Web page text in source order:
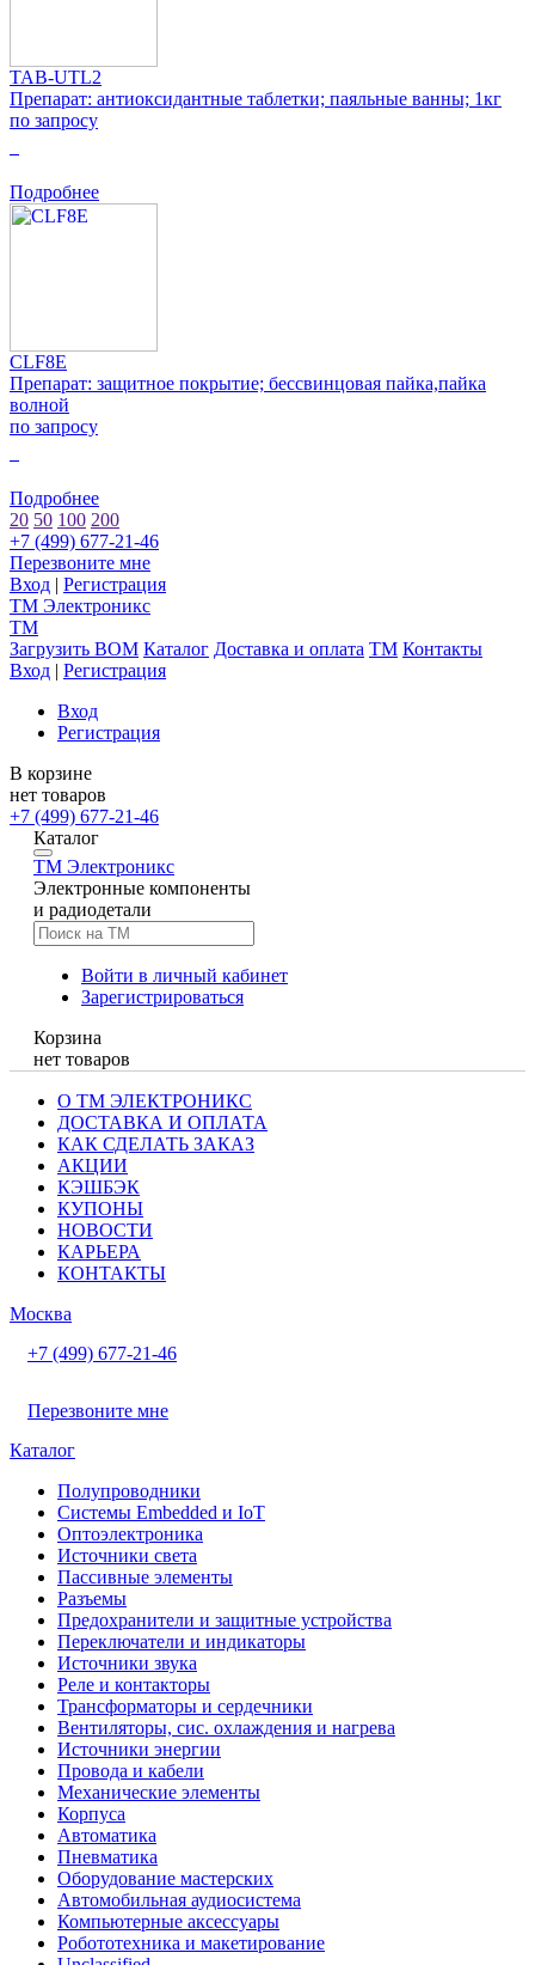
TAB-UTL2
Препарат: антиоксидантные таблетки; паяльные ванны; 1кг
по запросу
Подробнее
CLF8E
Препарат: защитное покрытие; бессвинцовая пайка,пайка
волной
по запросу
Подробнее
20 50 100 200
+7 (499) 677-21-46
Перезвоните мне
Вход | Регистрация
TM Электроникс
TM
Загрузить BOM Каталог Доставка и оплата TM Контакты
Вход | Регистрация
Вход
Регистрация
В корзине
нет товаров
+7 (499) 677-21-46
Каталог
TM Электроникс
Электронные компоненты
и радиодетали
Войти в личный кабинет
Зарегистрироваться
Корзина
нет товаров
О ТМ ЭЛЕКТРОНИКС
ДОСТАВКА И ОПЛАТА
КАК СДЕЛАТЬ ЗАКАЗ
АКЦИИ
КЭШБЭК
КУПОНЫ
НОВОСТИ
КАРЬЕРА
КОНТАКТЫ
Москва
+7 (499) 677-21-46
Перезвоните мне
Каталог
Полупроводники
Системы Embedded и IoT
Oптоэлектроника
Источники света
Пассивные элементы
Разъeмы
Предохранители и защитные устройства
Переключатели и индикаторы
Источники звука
Реле и контакторы
Трансформаторы и сердечники
Вентиляторы, сис. охлаждения и нагрева
Источники энергии
Провода и кабели
Механические элементы
Корпуса
Автоматика
Пневматика
Оборудование мастерских
Автомобильная аудиосистема
Компьютерные аксессуары
Робототехника и макетирование